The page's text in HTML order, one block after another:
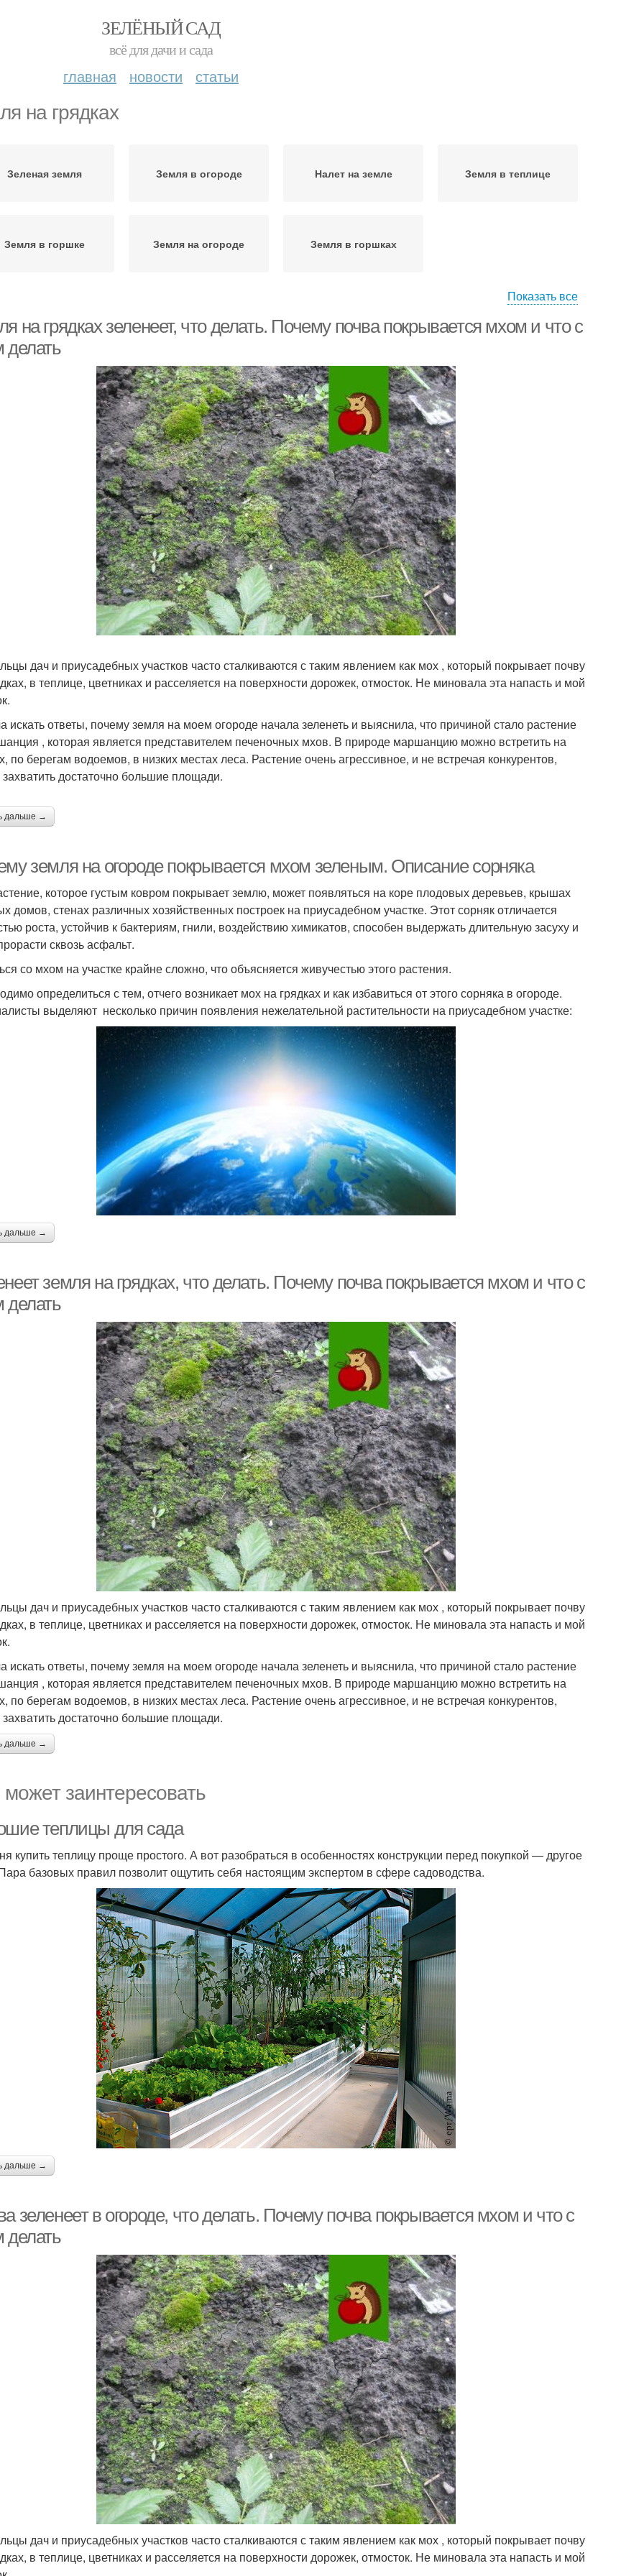
ЗЕЛЁНЫЙ САД
всё для дачи и сада
главная новости статьи
на грядках
Зеленая земля Земля в огороде Налет на земле Земля в теплице
Земля в горшке Земля на огороде Земля в горшках
Показать все
на грядках зеленеет, что делать. Почему почва покрывается мхом и что с
делать
дач и приусадебных участков часто сталкиваются с таким явлением как мох , который покрывает почву
в теплице, цветниках и расселяется на поверхности дорожек, отмосток. Не миновала эта напасть и мой
искать ответы, почему земля на моем огороде начала зеленеть и выяснила, что причиной стало растение
, которая является представителем печеночных мхов. В природе маршанцию можно встретить на
по берегам водоемов, в низких местах леса. Растение очень агрессивное, и не встречая конкурентов,
достаточно большие площади.
дальше →
земля на огороде покрывается мхом зеленым. Описание сорняка
которое густым ковром покрывает землю, может появляться на коре плодовых деревьев, крышах
домов, стенах различных хозяйственных построек на приусадебном участке. Этот сорняк отличается
роста, устойчив к бактериям, гнили, воздействию химикатов, способен выдержать длительную засуху и
сквозь асфальт.
со мхом на участке крайне сложно, что объясняется живучестью этого растения.
определиться с тем, отчего возникает мох на грядках и как избавиться от этого сорняка в огороде.
выделяют несколько причин появления нежелательной растительности на приусадебном участке:
дальше →
земля на грядках, что делать. Почему почва покрывается мхом и что с
делать
дач и приусадебных участков часто сталкиваются с таким явлением как мох , который покрывает почву
в теплице, цветниках и расселяется на поверхности дорожек, отмосток. Не миновала эта напасть и мой
искать ответы, почему земля на моем огороде начала зеленеть и выяснила, что причиной стало растение
, которая является представителем печеночных мхов. В природе маршанцию можно встретить на
по берегам водоемов, в низких местах леса. Растение очень агрессивное, и не встречая конкурентов,
достаточно большие площади.
дальше →
заинтересовать
теплицы для сада
купить теплицу проще простого. А вот разобраться в особенностях конструкции перед покупкой — другое
базовых правил позволит ощутить себя настоящим экспертом в сфере садоводства.
дальше →
зеленеет в огороде, что делать. Почему почва покрывается мхом и что с
делать
дач и приусадебных участков часто сталкиваются с таким явлением как мох , который покрывает почву
в теплице, цветниках и расселяется на поверхности дорожек, отмосток. Не миновала эта напасть и мой